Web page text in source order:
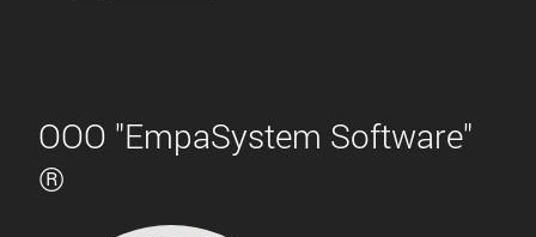
ООО "EmpaSystem Software"
®